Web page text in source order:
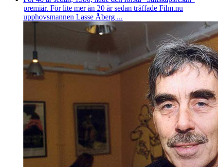
premiär. För lite mer än 20 år sedan träffade Film.nu
upphovsmannen Lasse Åberg ...